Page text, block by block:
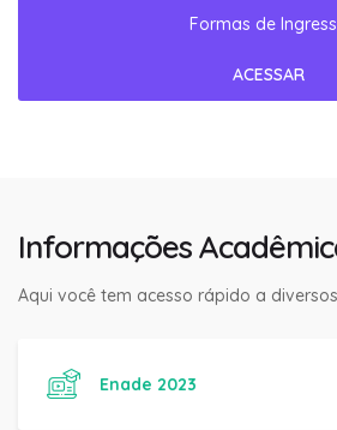
Formas de
ACESSAR
Informações
Aqui você tem acesso rápido a
Enade 2023